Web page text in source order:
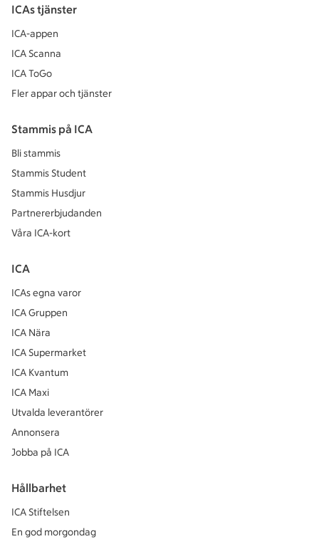
ICAs tjänster
ICA-appen
ICA Scanna
ICA ToGo
Fler appar och tjänster
Stammis på ICA
Bli stammis
Stammis Student
Stammis Husdjur
Partnererbjudanden
Våra ICA-kort
ICA
ICAs egna varor
ICA Gruppen
ICA Nära
ICA Supermarket
ICA Kvantum
ICA Maxi
Utvalda leverantörer
Annonsera
Jobba på ICA
Hållbarhet
ICA Stiftelsen
En god morgondag